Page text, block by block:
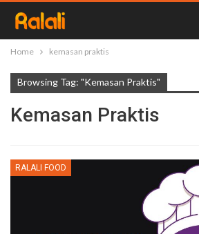
Home kemasan praktis
Browsing Tag: "kemasan Praktis"
Kemasan Praktis
RALALI FOOD